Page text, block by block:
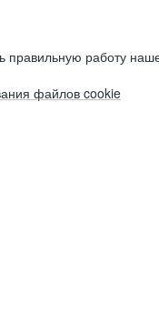
работу
файлов cookie